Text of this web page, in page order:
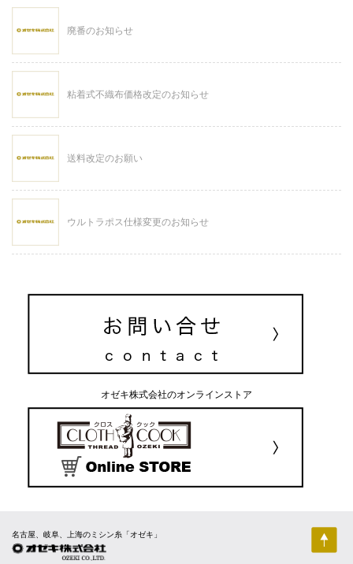
廃番のお知らせ
粘着式不織布価格改定のお知らせ
送料改定のお願い
ウルトラポス仕様変更のお知らせ
オゼキ株式会社のオンラインストア
名古屋、岐阜、上海のミシン糸「オゼキ」